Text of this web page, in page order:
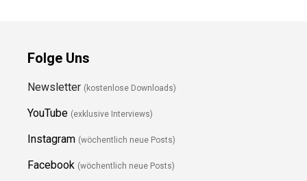
Folge Uns
Newsletter (kostenlose Downloads)
YouTube (exklusive Interviews)
Instagram (wöchentlich neue Posts)
Facebook (wöchentlich neue Posts)